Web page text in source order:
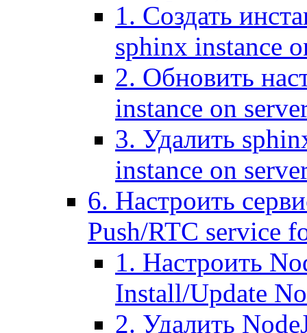
1. Создать
sphinx instance
2. Обновить
instance on
3. Удалить
instance on
6. Настроить
Push/RTC service
1. Настроить
Install/Update
2. Удалить